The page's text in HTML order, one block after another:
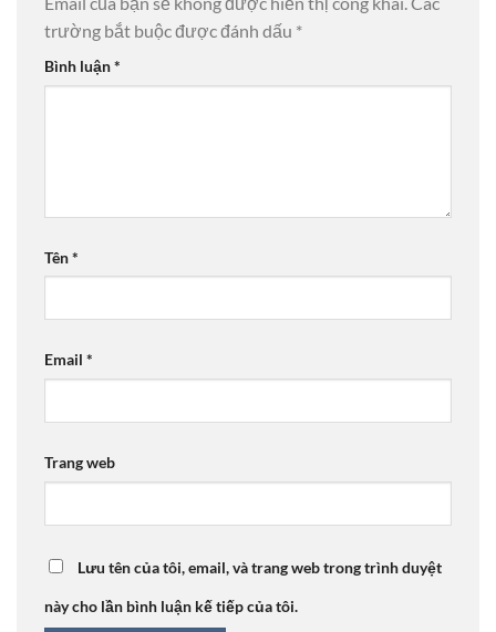
trường bắt buộc được đánh dấu *
Bình luận*
Tên*
Email *
Trang web
Lưu tên của tôi, email, và trang web trong trình duyệt
này cho lần bình luận kế tiếp của tôi.